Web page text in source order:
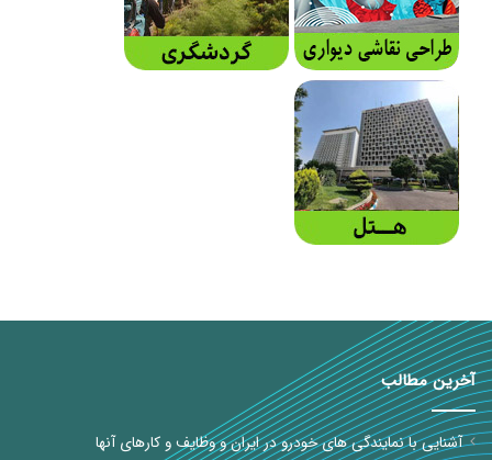
آخرین مطالب
آشنایی با نمایندگی های خودرو در ایران و وظایف و کارهای آنها